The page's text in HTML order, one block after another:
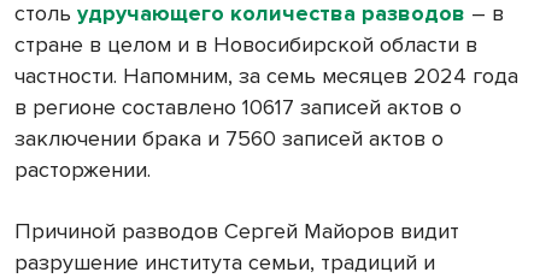
столь удручающего количества разводов – в
стране в целом и в Новосибирской области в
частности. Напомним, за семь месяцев 2024 года
в регионе составлено 10617 записей актов о
заключении брака и 7560 записей актов о
расторжении.
Причиной разводов Сергей Майоров видит
разрушение института семьи, традиций и